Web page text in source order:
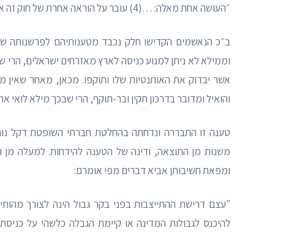
״העושה אחת מאלה: …(4) עובר על הוראה אחרת של חוק זה או של תקנות שהותקנו על פיו, דינו – מאסר שנה."
ב״כ הנאשמים הקדישו חלק נכבד מטענותיהם לפרשנותה
וממילא לא ניתן למנוע כניסה לארץ מאזרחים ישראלים,
אשר יבדוק את האותנטיות שלו ותוקפו. מכאן, מאחר שאין
והואיל ומדובר בדרכון תקין ובר-תוקף, הרי שבכך מילא לואי
משנות מן התוצאה, ודינה של הטענה להידחות. למעלה מן
ומפאת חשיבותן אביא דברים מפי אומרם:
"עצם דרישת ההתייצבות בפני בקר גבול הינה לצורך